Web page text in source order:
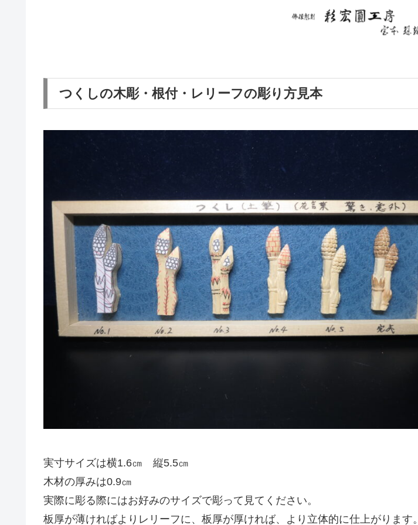
つくしの木彫・根付・レリーフの彫り方見本
実寸サイズは横1.6㎝ 縦5.5㎝
木材の厚みは0.9㎝
実際に彫る際にはお好みのサイズで彫って見てください。
板厚が薄ければよりレリーフに、板厚が厚ければ、より立体的に仕上がります。